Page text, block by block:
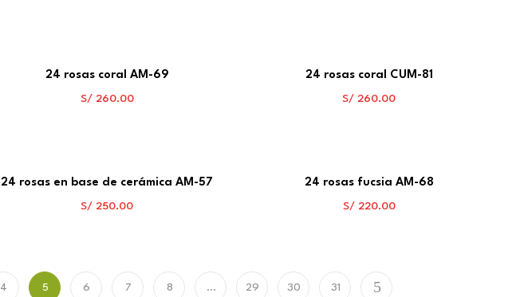
24 rosas coral AM-69
S/260.00
24 rosas coral CUM-81
S/ 260.00
24 rosas en base de cerámica AM-57
S/ 250.00
24 rosas fucsia AM-68
S/220.00
4 5 6 7 8 … 29 30 31